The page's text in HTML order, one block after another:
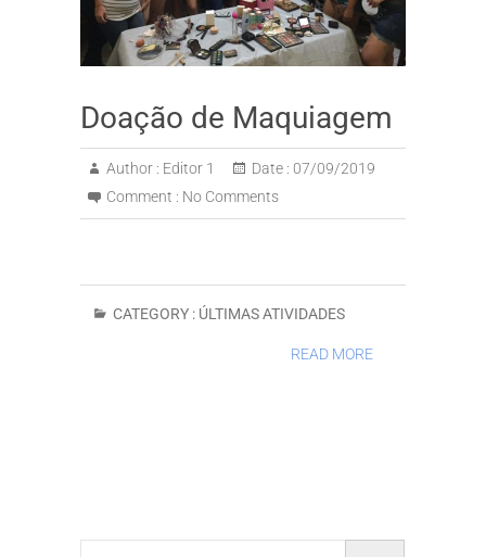
Doação de Maquiagem
Author : Editor 1 Date : 07/09/2019
Comment : No Comments
CATEGORY : ÚLTIMAS ATIVIDADES
READ MORE